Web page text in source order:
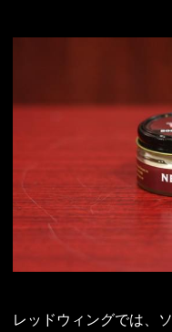
レッドウィングでは、